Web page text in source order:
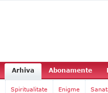
Arhiva Abonamente
Spiritualitate Enigme